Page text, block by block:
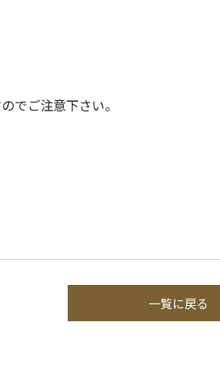
でご注意下さい。
一覧に戻る